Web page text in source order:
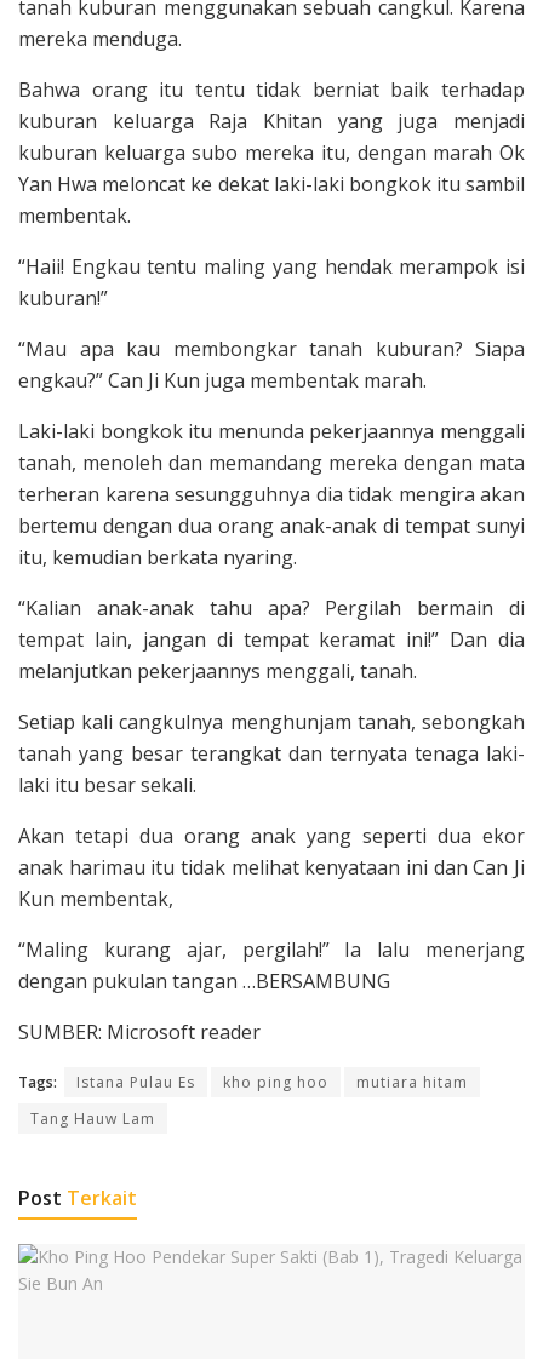
tanah kuburan menggunakan se­buah cangkul. Karena
mereka menduga.
Bahwa orang itu tentu tidak berniat baik terhadap
kuburan keluarga Raja Khitan yang juga menjadi
kuburan keluarga subo mereka itu, dengan marah Ok
Yan Hwa meloncat ke dekat laki-laki bongkok itu sambil
membentak.
“Haii! Engkau tentu maling yang hen­dak merampok isi
kuburan!”
“Mau apa kau membongkar tanah kuburan? Siapa
engkau?” Can Ji Kun juga membentak marah.
Laki-laki bongkok itu menunda peker­jaannya menggali
tanah, menoleh dan memandang mereka dengan mata
ter­heran karena sesungguhnya dia tidak mengira akan
bertemu dengan dua orang anak-anak di tempat sunyi
itu, kemudian berkata nyaring.
“Kalian anak-anak tahu apa? Pergilah bermain di
tempat lain, jangan di tempat keramat ini!” Dan dia
melanjutkan peker­jaannys menggali, tanah.
Setiap kali cangkulnya menghunjam tanah, sebongkah
tanah yang besar terangkat dan ternyata tenaga laki-
laki itu besar sekali.
Akan tetapi dua orang anak yang seperti dua ekor
anak harimau itu tidak melihat kenyataan ini dan Can Ji
Kun memben­tak,
“Maling kurang ajar, pergilah!” Ia lalu menerjang
dengan pukulan tangan …BERSAMBUNG
SUMBER: Microsoft reader
Tags: Istana Pulau Es kho ping hoo
mutiara hitam
Tang Hauw Lam
Post Terkait